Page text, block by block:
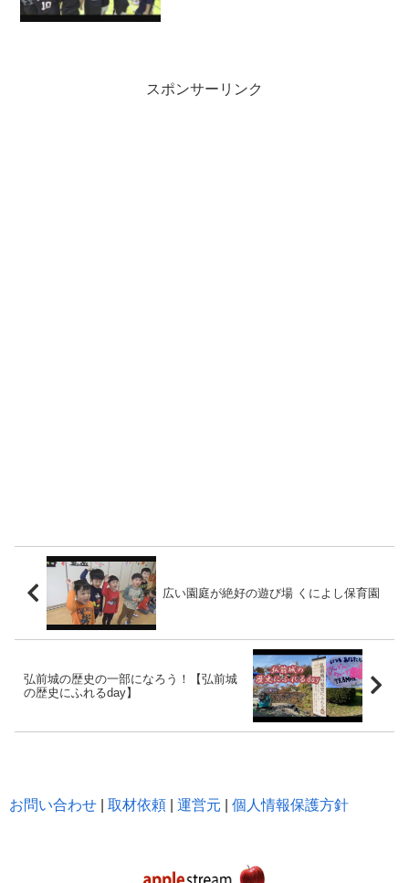
スポンサーリンク
広い園庭が絶好の遊び場 くによし保育園
弘前城の歴史の一部になろう！【弘前城
の歴史にふれるday】
お問い合わせ 取材依頼 運営元 個人情報保護方針